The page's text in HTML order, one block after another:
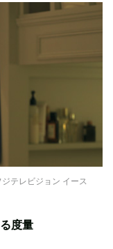
テレビジョン イース
度量